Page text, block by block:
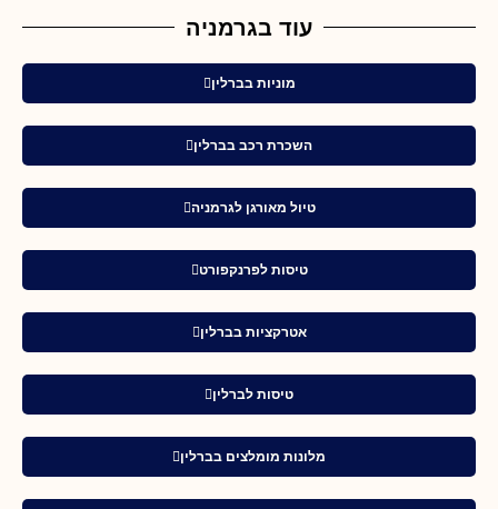
עוד בגרמניה
מוניות בברלין
השכרת רכב בברלין
טיול מאורגן לגרמניה
טיסות לפרנקפורט
אטרקציות בברלין
טיסות לברלין
מלונות מומלצים בברלין